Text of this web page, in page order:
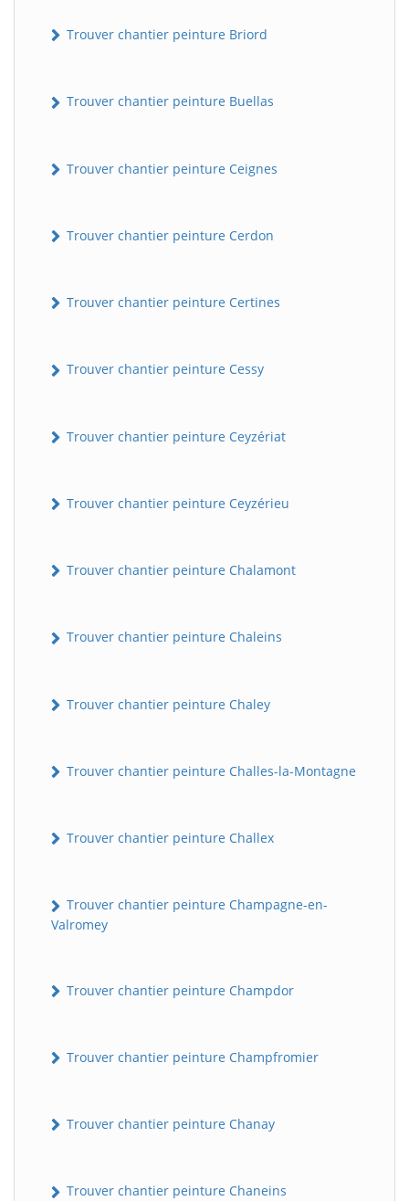
Trouver chantier peinture Briord
Trouver chantier peinture Buellas
Trouver chantier peinture Ceignes
Trouver chantier peinture Cerdon
Trouver chantier peinture Certines
Trouver chantier peinture Cessy
Trouver chantier peinture Ceyzériat
Trouver chantier peinture Ceyzérieu
Trouver chantier peinture Chalamont
Trouver chantier peinture Chaleins
Trouver chantier peinture Chaley
Trouver chantier peinture Challes-la-Montagne
Trouver chantier peinture Challex
Trouver chantier peinture Champagne-en-
Valromey
Trouver chantier peinture Champdor
Trouver chantier peinture Champfromier
Trouver chantier peinture Chanay
Trouver chantier peinture Chaneins